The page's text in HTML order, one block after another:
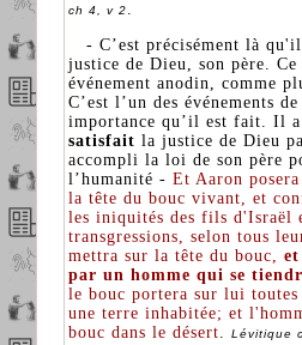
ch 4, v 2
- C’est précisément là
justice de Dieu, son père. Ce
événement anodin, comme
C’est l’un des événements
importance qu’il est fait. Il a
satisfait la justice de Dieu
accompli la loi de son père
l’humanité - Et Aaron
la tête du bouc vivant, et
les iniquités des fils d'Israël
transgressions, selon tous
mettra sur la tête du bouc,
par un homme qui se
le bouc portera sur lui
une terre inhabitée; et
bouc dans le désert
Lévitique